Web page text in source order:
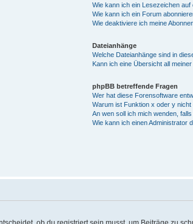
Wie kann ich ein Lesezeichen
Wie kann ich ein Forum
Wie deaktiviere ich meine
Dateianhänge
Welche Dateianhänge sind in
Kann ich eine Übersicht all
phpBB betreffende Fragen
Wer hat diese Forensoftware
Warum ist Funktion x oder y nicht
An wen soll ich mich wenden,
Wie kann ich einen Administrator